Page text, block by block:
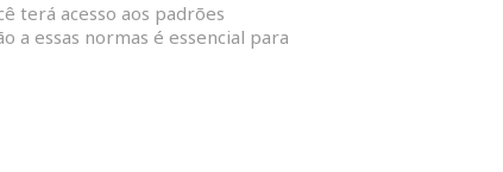
terá acesso aos padrões
a essas normas é essencial para